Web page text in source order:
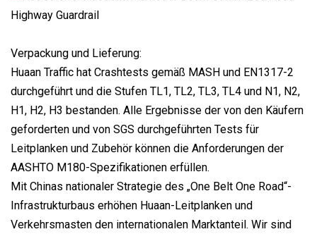
Verpackung und Lieferung:
Huaan Traffic hat Crashtests gemäß MASH und EN1317-2
durchgeführt und die Stufen TL1, TL2, TL3, TL4 und N1, N2,
H1, H2, H3 bestanden. Alle Ergebnisse der von den Käufern
geforderten und von SGS durchgeführten Tests für
Leitplanken und Zubehör können die Anforderungen der
AASHTO M180-Spezifikationen erfüllen.
Mit Chinas nationaler Strategie des „One Belt One Road“-
Infrastrukturbaus erhöhen Huaan-Leitplanken und
Verkehrsmasten den internationalen Marktanteil. Wir sind